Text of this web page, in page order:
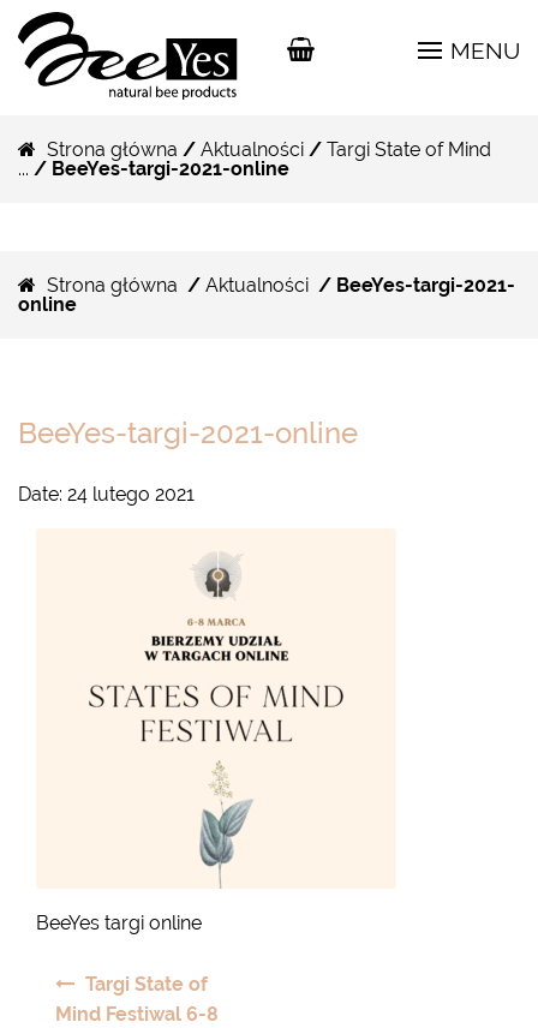
MENU
Strona główna / Aktualności/ Targi State of Mind
... / BeeYes-targi-2021-online
Strona główna / Aktualności/ BeeYes-targi-2021-
online
BeeYes-targi-2021-online
Date: 24 lutego 2021
BeeYes targi online
Nawigacja
wpisu
Targi State of
Mind Festiwal 6-8